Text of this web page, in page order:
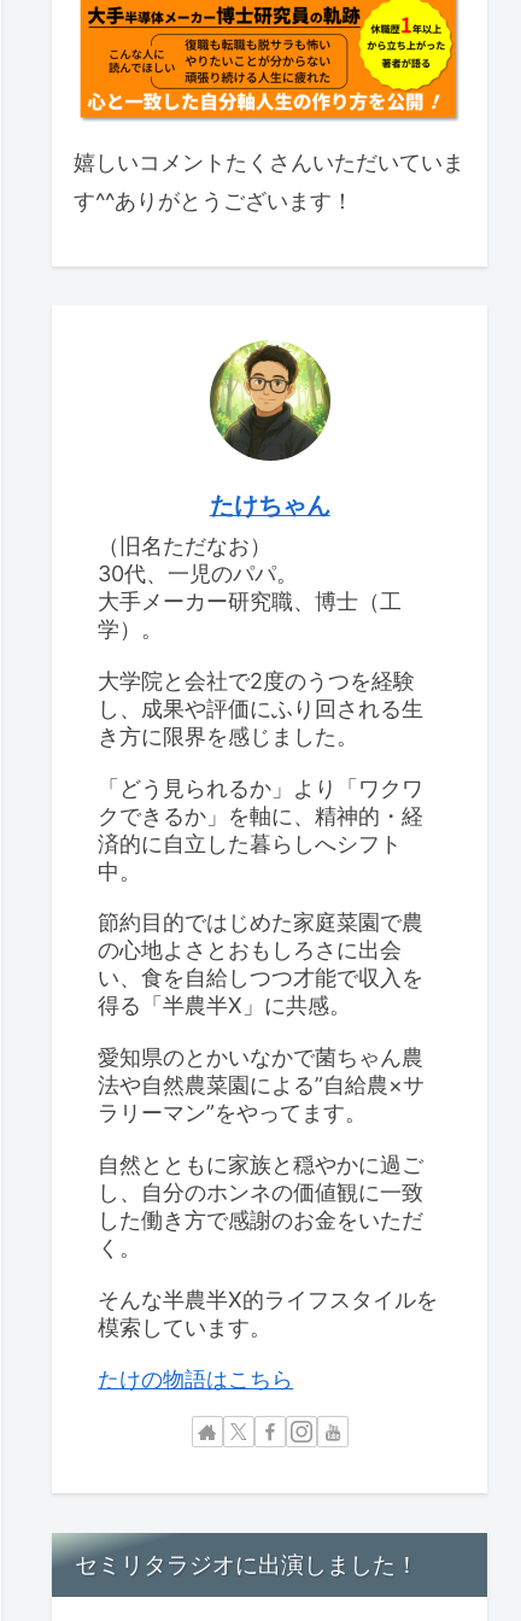
嬉しいコメントたくさんいただいていま
す^^ありがとうございます！
たけちゃん
（旧名ただなお）
30代、一児のパパ。
大手メーカー研究職、博士（工
学）。
大学院と会社で2度のうつを経験
し、成果や評価にふり回される生
き方に限界を感じました。
「どう見られるか」より「ワクワ
クできるか」を軸に、精神的・経
済的に自立した暮らしへシフト
中。
節約目的ではじめた家庭菜園で農
の心地よさとおもしろさに出会
い、食を自給しつつ才能で収入を
得る「半農半X」に共感。
愛知県のとかいなかで菌ちゃん農
法や自然農菜園による”自給農×サ
ラリーマン”をやってます。
自然とともに家族と穏やかに過ご
し、自分のホンネの価値観に一致
した働き方で感謝のお金をいただ
く。
そんな半農半X的ライフスタイルを
模索しています。
たけの物語はこちら
セミリタラジオに出演しました！